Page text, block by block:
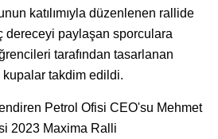
katılımıyla düzenlenen rallide
dereceyi paylaşan sporculara
tarafından tasarlanan
takdim edildi.
Petrol Ofisi CEO'su Mehmet
2023 Maxima Ralli